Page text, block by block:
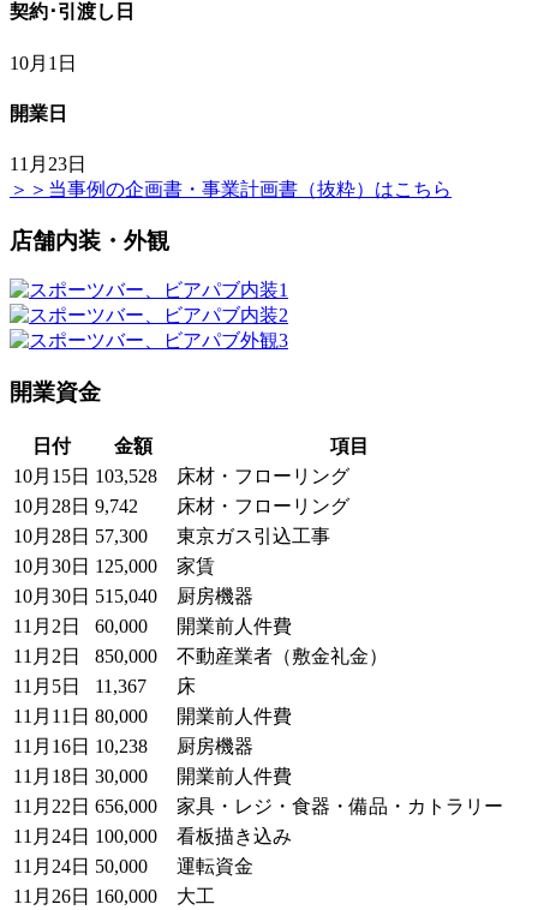
契約･引渡し日
10月1日
開業日
11月23日
＞＞当事例の企画書・事業計画書（抜粋）はこちら
店舗内装・外観
開業資金
日付 金額
項目
10月15日 103,528
床材・フローリング
10月28日 9,742
床材・フローリング
10月28日 57,300
東京ガス引込工事
10月30日 125,000
家賃
10月30日 515,040
厨房機器
11月2日
60,000
開業前人件費
11月2日
850,000
不動産業者（敷金礼金）
11月5日
11,367
床
11月11日 80,000
開業前人件費
11月16日 10,238
厨房機器
11月18日 30,000
開業前人件費
11月22日 656,000
家具・レジ・食器・備品・カトラリー
11月24日 100,000
看板描き込み
11月24日 50,000
運転資金
11月26日 160,000
大工